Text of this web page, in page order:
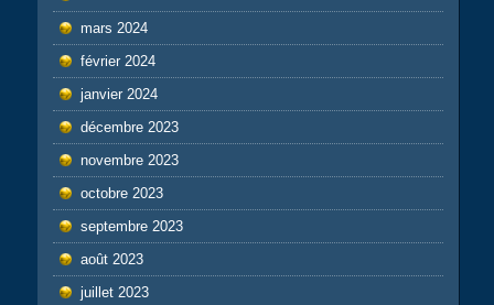
mars 2024
février 2024
janvier 2024
décembre 2023
novembre 2023
octobre 2023
septembre 2023
août 2023
juillet 2023